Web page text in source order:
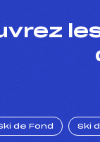
de Fond Ski